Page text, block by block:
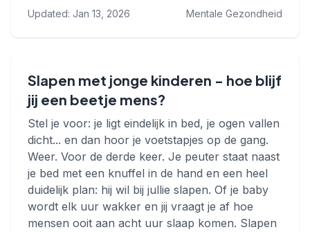
Updated: Jan 13, 2026 Mentale Gezondheid
Slapen met jonge kinderen - hoe blijf
jij een beetje mens?
Stel je voor: je ligt eindelijk in bed, je ogen vallen
dicht... en dan hoor je voetstapjes op de gang.
Weer. Voor de derde keer. Je peuter staat naast
je bed met een knuffel in de hand en een heel
duidelijk plan: hij wil bij jullie slapen. Of je baby
wordt elk uur wakker en jij vraagt je af hoe
mensen ooit aan acht uur slaap komen. Slapen